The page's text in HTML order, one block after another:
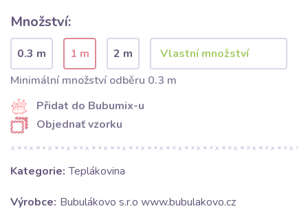
Množství:
0.3 m 1 m
2 m
Minimální množství odběru 0.3 m
Přidat do Bubumix-u
Objednať vzorku
Kategorie: Teplákovina
Výrobce: Bubulákovo s.r.o www.bubulakovo.cz